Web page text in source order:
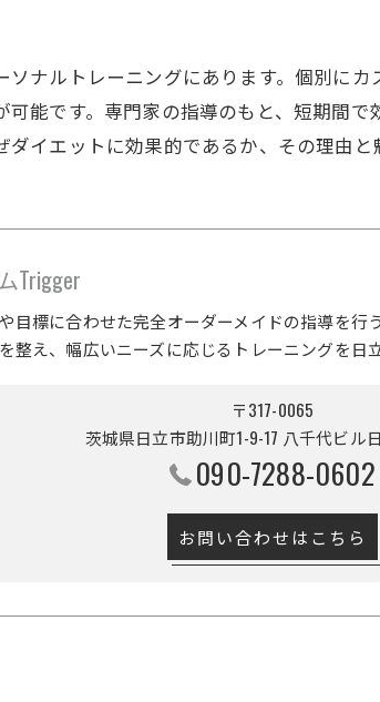
ナルトレーニングにあります。個別に
能です。専門家の指導のもと、短期間
イエットに効果的であるか、その理由と
Trigger
目標に合わせた完全オーダーメイドの指導を
整え、幅広いニーズに応じるトレーニングを日
〒317-0065
茨城県日立市助川町1-9-17 八千代ビル
090-7288-0602
お問い合わせはこちら